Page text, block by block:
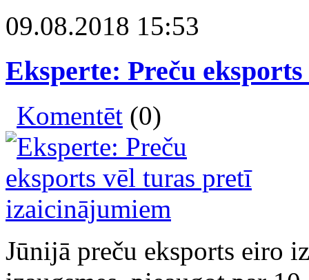
09.08.2018 15:53
Eksperte: Preču
Komentēt (0)
Jūnijā preču eksports eiro